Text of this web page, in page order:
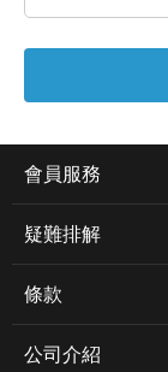
會員服務
疑難排解
條款
公司介紹